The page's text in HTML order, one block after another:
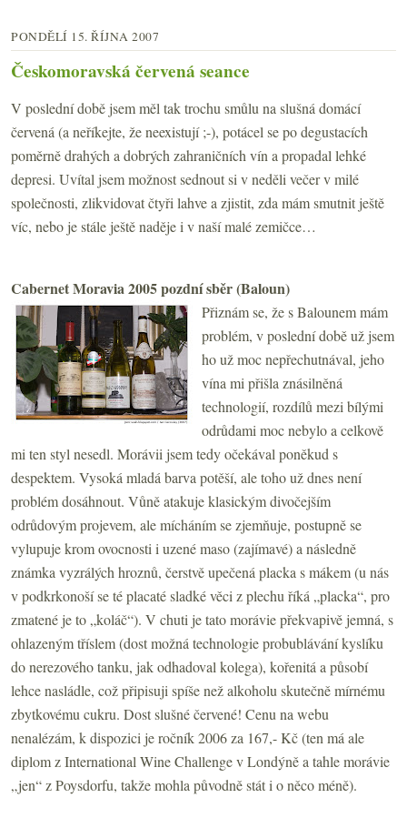
PONDĚLÍ 15. ŘÍJNA 2007
Českomoravská červená seance
V poslední době jsem měl tak trochu smůlu na slušná domácí
červená (a neříkejte, že neexistují ;-), potácel se po degustacích
poměrně drahých a dobrých zahraničních vín a propadal lehké
depresi. Uvítal jsem možnost sednout si v neděli večer v milé
společnosti, zlikvidovat čtyři lahve a zjistit, zda mám smutnit ještě
víc, nebo je stále ještě naděje i v naší malé zemičce…
Cabernet Moravia 2005 pozdní sběr (Baloun)
Přiznám se, že s Balounem mám
problém, v poslední době už jsem
ho už moc nepřechutnával, jeho
vína mi přišla znásilněná
technologií, rozdílů mezi bílými
odrůdami moc nebylo a celkově
mi ten styl nesedl. Morávii jsem tedy očekával poněkud s
despektem. Vysoká mladá barva potěší, ale toho už dnes není
problém dosáhnout. Vůně atakuje klasickým divočejším
odrůdovým projevem, ale mícháním se zjemňuje, postupně se
vylupuje krom ovocnosti i uzené maso (zajímavé) a následně
známka vyzrálých hroznů, čerstvě upečená placka s mákem (u nás
v podkrkonoší se té placaté sladké věci z plechu říká „placka“, pro
zmatené je to „koláč“). V chuti je tato morávie překvapivě jemná, s
ohlazeným tříslem (dost možná technologie probublávání kyslíku
do nerezového tanku, jak odhadoval kolega), kořenitá a působí
lehce nasládle, což připisuji spíše než alkoholu skutečně mírnému
zbytkovému cukru. Dost slušné červené! Cenu na webu
nenalézám, k dispozici je ročník 2006 za 167,- Kč (ten má ale
diplom z International Wine Challenge v Londýně a tahle morávie
„jen“ z Poysdorfu, takže mohla původně stát i o něco méně).